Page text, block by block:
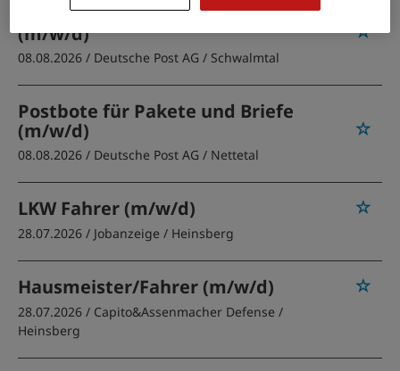
Postbote für Pakete und Briefe
(m/w/d)
08.08.2026 / Deutsche Post AG / Schwalmtal
Postbote für Pakete und Briefe
(m/w/d)
08.08.2026 / Deutsche Post AG / Nettetal
LKW Fahrer (m/w/d)
28.07.2026 / Jobanzeige / Heinsberg
Hausmeister/Fahrer (m/w/d)
28.07.2026 / Capito&Assenmacher Defense /
Heinsberg